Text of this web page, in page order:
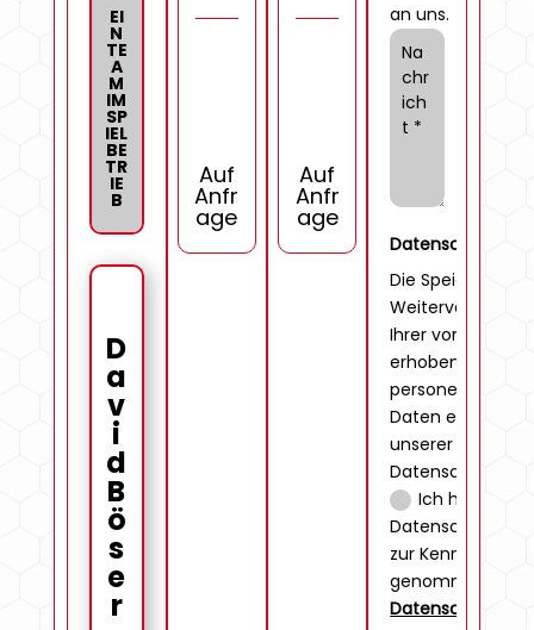
EI
N
TE
A
M
IM
SP
IEL
BE
TR
IE
B
D
a
v
i
d
B
ö
s
e
r
Auf
Anfr
age
Auf
Anfr
age
an uns.
Die Speicherung
Ihrer vorstehend
erhobenen
Daten erfolgt
unserer
Ich habe den
zur Kenntnis
genommen.